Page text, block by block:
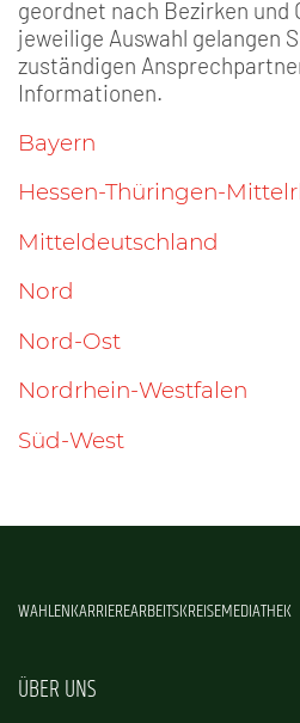
geordnet nach Bezirken und
jeweilige Auswahl gelangen
zuständigen
Informationen.
Bayern
Hessen-Thüringen-
Mitteldeutschland
Nord
Nord-Ost
Nordrhein-Westfalen
Süd-West
WAHLENKARRIEREARBEITSKREISEMEDIATHEK
ÜBER UNS